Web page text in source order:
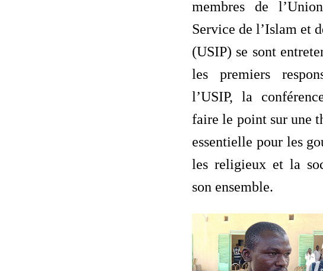
membres de
Service de l’Islam et
(USIP) se sont
les premiers
l’USIP, la
faire le point sur une
essentielle pour les
les religieux et la
son ensemble.